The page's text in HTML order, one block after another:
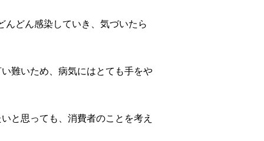
んどん感染していき、気づいたら
難いため、病気にはとても手をや
と思っても、消費者のことを考え